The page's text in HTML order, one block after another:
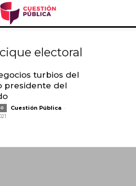
electoral
turbios del
presidente del
Cuestión Pública -